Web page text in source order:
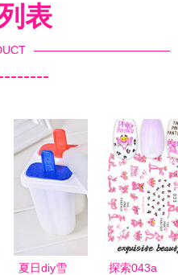
表
夏日diy雪
探索043a